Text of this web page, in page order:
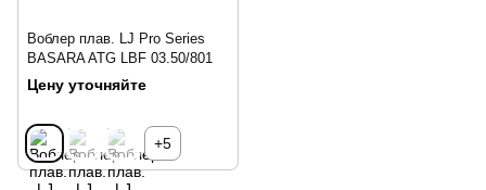
Воблер плав. LJ Pro Series
BASARA ATG LBF 03.50/801
Цену уточняйте
+5